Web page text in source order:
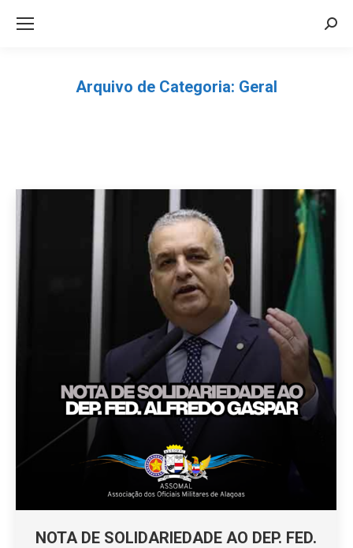
Arquivo de Categoria: Geral
NOTA DE SOLIDARIEDADE AO DEP. FED.